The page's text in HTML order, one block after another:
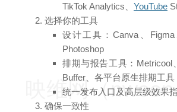
TikTok Analytics、 YouTube
选择你的工具
设计工具：Canva、Figma
Photoshop
排期与报告工具：Metricool
Buffer、各平台原生排期工具
统一发布入口及高层级效果
确保一致性
映维网（